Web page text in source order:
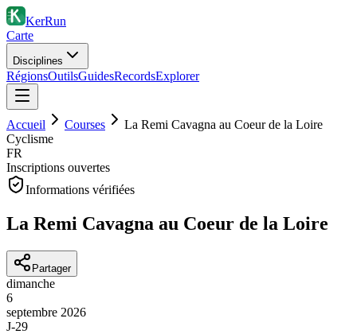
KerRun
Carte
Disciplines
RégionsOutilsGuidesRecordsExplorer
Accueil Courses
La Remi Cavagna au Coeur de la Loire
Cyclisme
FR
Inscriptions ouvertes
Informations vérifiées
La Remi Cavagna au Coeur de la Loire
Partager
dimanche
6
septembre 2026
J-29